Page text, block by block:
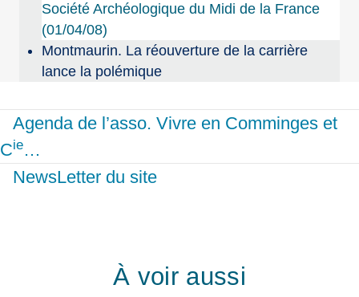
Société Archéologique du Midi de la France
(01/04/08)
Montmaurin. La réouverture de la carrière
lance la polémique
Agenda de l’asso. Vivre en Comminges et
Cie…
NewsLetter du site
À voir aussi